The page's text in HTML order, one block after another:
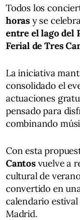
Todos los
horas y se
entre el lago del
Ferial de Tres
La iniciativa
consolidado el
actuaciones
pensado para
combinando
Con esta
Cantosvuelve a
cultural de
convertido en
calendario
Madrid.